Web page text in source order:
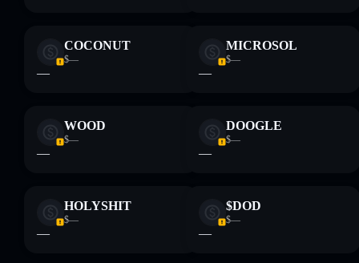
COCONUT
$—
—
MICROSOL
$—
—
WOOD
$—
—
DOOGLE
$—
—
HOLYSHIT
$—
—
$DOD
$—
—